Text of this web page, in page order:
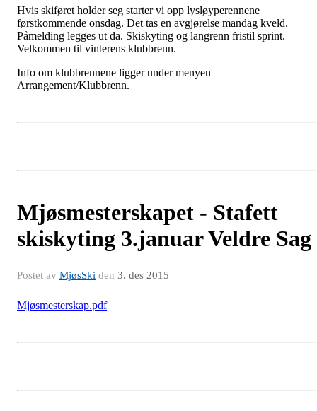
Hvis skiføret holder seg starter vi opp lysløyperennene
førstkommende onsdag. Det tas en avgjørelse mandag kveld.
Påmelding legges ut da. Skiskyting og langrenn fristil sprint.
Velkommen til vinterens klubbrenn.
Info om klubbrennene ligger under menyen
Arrangement/Klubbrenn.
Mjøsmesterskapet - Stafett
skiskyting 3.januar Veldre Sag
Postet av MjøsSki den 3. des 2015
Mjøsmesterskap.pdf